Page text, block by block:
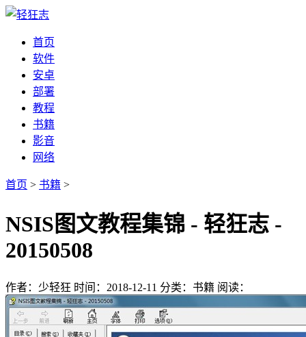
首页
软件
安卓
部署
教程
书籍
影音
网络
首页 > 书籍 >
NSIS图文教程集锦 - 轻狂志 -
20150508
作者：少轻狂 时间：2018-12-11 分类：书籍 阅读：